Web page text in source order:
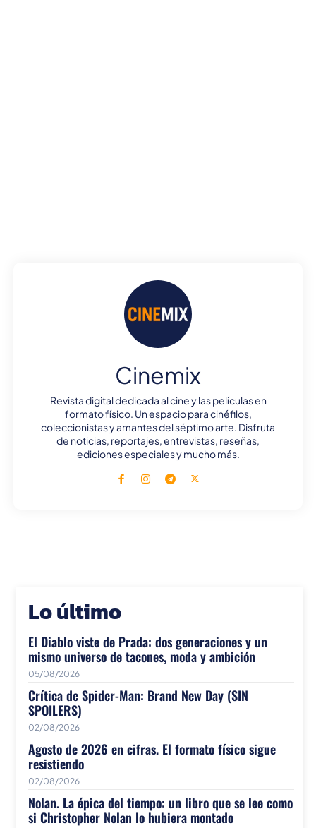
Cinemix
Revista digital dedicada al cine y las películas en
formato físico. Un espacio para cinéfilos,
coleccionistas y amantes del séptimo arte. Disfruta
de noticias, reportajes, entrevistas, reseñas,
ediciones especiales y mucho más.
Lo último
El Diablo viste de Prada: dos generaciones y un
mismo universo de tacones, moda y ambición
05/08/2026
Crítica de Spider-Man: Brand New Day (SIN
SPOILERS)
02/08/2026
Agosto de 2026 en cifras. El formato físico sigue
resistiendo
02/08/2026
Nolan. La épica del tiempo: un libro que se lee como
si Christopher Nolan lo hubiera montado